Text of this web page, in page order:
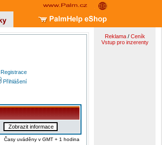
Registrace
Přihlášení
Časy uváděny v GMT + 1 hodina
Reklama/ Ceník
Vstup pro inzerenty